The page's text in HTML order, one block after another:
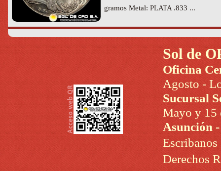
gramos Metal: PLATA .833 ...
Sol de
Oficina
Agosto -
Sucursal
Mayo y 15
Asunción
Derechos